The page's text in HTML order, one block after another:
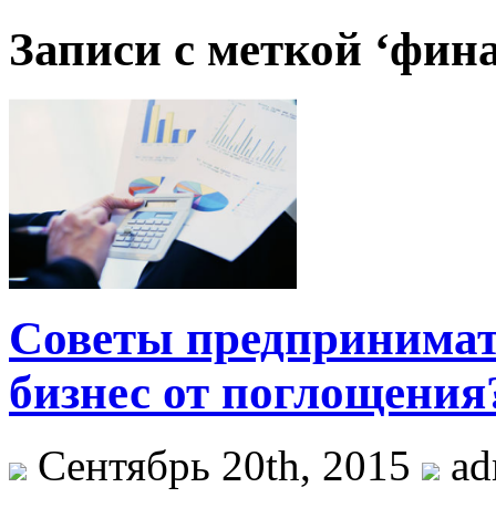
Записи с меткой
Советы
бизнес от
Сентябрь 20th, 2015